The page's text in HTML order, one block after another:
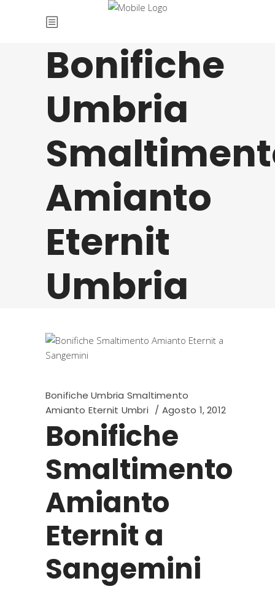
Bonifiche
Umbria
Amianto
Eternit
Umbria
Bonifiche Umbria Smaltimento
Amianto Eternit Umbri
Agosto 1, 2012
Bonifiche
Smaltimento
Amianto
Eternit a
Sangemini